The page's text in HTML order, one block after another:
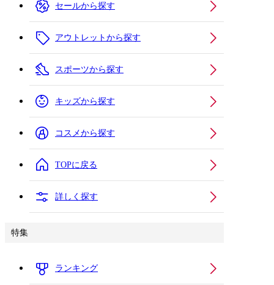
セールから探す
アウトレットから探す
スポーツから探す
キッズから探す
コスメから探す
TOPに戻る
詳しく探す
特集
ランキング